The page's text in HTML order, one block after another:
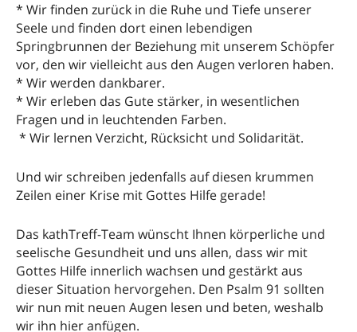
* Wir finden zurück in die Ruhe und Tiefe unserer
Seele und finden dort einen lebendigen
Springbrunnen der Beziehung mit unserem Schöpfer
vor, den wir vielleicht aus den Augen verloren haben.
* Wir werden dankbarer.
* Wir erleben das Gute stärker, in wesentlichen
Fragen und in leuchtenden Farben.
* Wir lernen Verzicht, Rücksicht und Solidarität.
Und wir schreiben jedenfalls auf diesen krummen
Zeilen einer Krise mit Gottes Hilfe gerade!
Das kathTreff-Team wünscht Ihnen körperliche und
seelische Gesundheit und uns allen, dass wir mit
Gottes Hilfe innerlich wachsen und gestärkt aus
dieser Situation hervorgehen. Den Psalm 91 sollten
wir nun mit neuen Augen lesen und beten, weshalb
wir ihn hier anfügen.